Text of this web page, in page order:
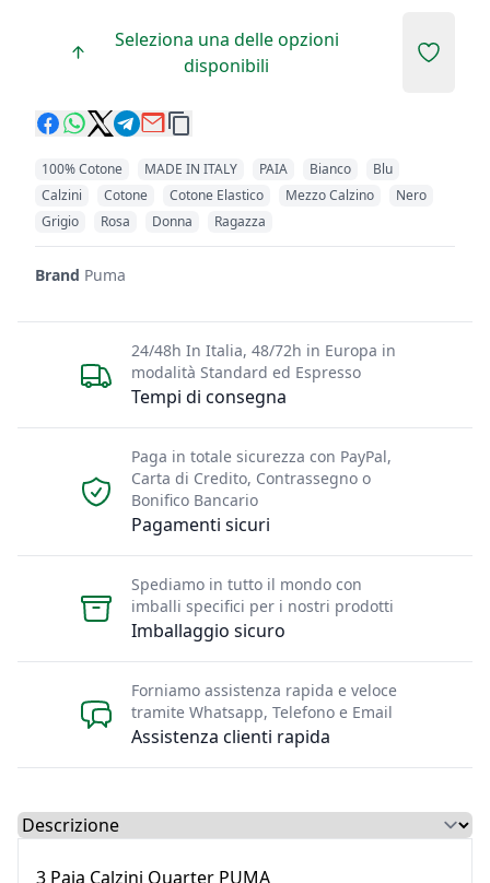
Seleziona una delle opzioni
disponibili
Add to
100% Cotone MADE IN ITALY PAIA Bianco
Blu
Calzini
Cotone Cotone Elastico Mezzo Calzino
Nero
Grigio
Rosa Donna Ragazza
Brand Puma
Tempi di consegna
24/48h In Italia, 48/72h in Europa in
modalità Standard ed Espresso
Pagamenti sicuri
Paga in totale sicurezza con PayPal,
Carta di Credito, Contrassegno o
Bonifico Bancario
Imballaggio sicuro
Spediamo in tutto il mondo con
imballi specifici per i nostri prodotti
Assistenza clienti rapida
Forniamo assistenza rapida e veloce
tramite Whatsapp, Telefono e Email
Select a tab
3 Paia Calzini Quarter PUMA